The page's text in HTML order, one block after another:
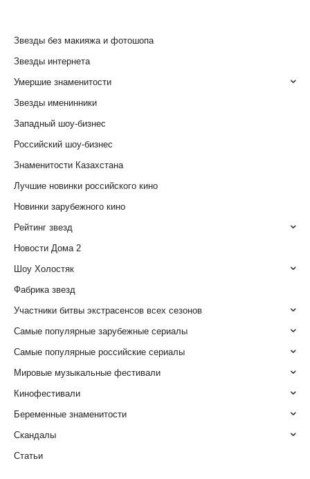
Звезды без макияжа и фотошопа
Звезды интернета
Умершие знаменитости
Звезды именинники
Западный шоу-бизнес
Российский шоу-бизнес
Знаменитости Казахстана
Лучшие новинки российского кино
Новинки зарубежного кино
Рейтинг звезд
Новости Дома 2
Шоу Холостяк
Фабрика звезд
Участники битвы экстрасенсов всех сезонов
Самые популярные зарубежные сериалы
Самые популярные российские сериалы
Мировые музыкальные фестивали
Кинофестивали
Беременные знаменитости
Скандалы
Статьи